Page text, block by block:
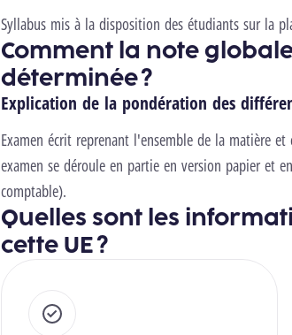
Syllabus mis à la disposition des étudiants sur la
Comment la note globale
déterminée ?
Explication de la pondération des
Examen écrit reprenant l'ensemble de la matière
examen se déroule en partie en version papier et
comptable).
Quelles sont les
cette UE ?